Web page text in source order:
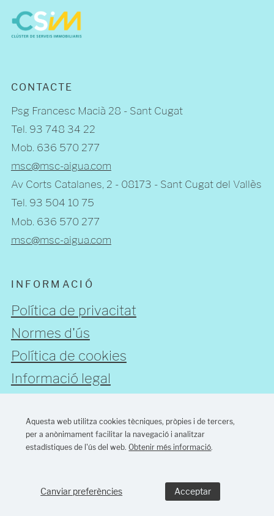
Aquesta web utilitza cookies tècniques, pròpies i de tercers,
per a anònimament facilitar la navegació i analitzar
estadístiques de l'ús del web.Obtenir més informació.
Canviar preferències
CONTACTE
Psg Francesc Macià 28 - Sant Cugat
Tel. 93 748 34 22
Mob. 636 570 277
msc@msc-aigua.com
Av Corts Catalanes, 2 - 08173 - Sant Cugat del Vallès
Tel. 93 504 10 75
Mob. 636 570 277
msc@msc-aigua.com
INFORMACIÓ
Política de privacitat
Normes d'ús
Política de cookies
Informació legal
SEGUEIX-NOS
Disseny web Barcelona: MONTAWEB